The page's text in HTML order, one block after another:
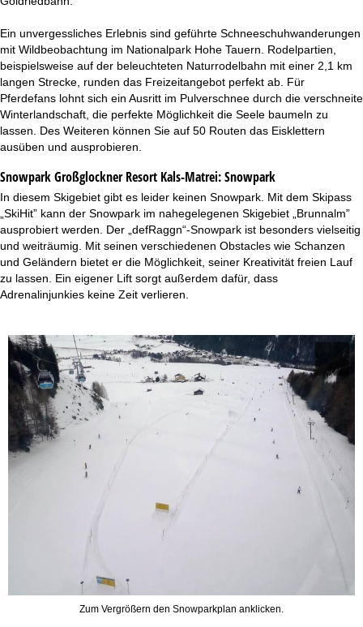
Ein unvergessliches Erlebnis sind geführte Schneeschuhwanderungen
mit Wildbeobachtung im Nationalpark Hohe Tauern. Rodelpartien,
beispielsweise auf der beleuchteten Naturrodelbahn mit einer 2,1 km
langen Strecke, runden das Freizeitangebot perfekt ab. Für
Pferdefans lohnt sich ein Ausritt im Pulverschnee durch die verschneite
Winterlandschaft, die perfekte Möglichkeit die Seele baumeln zu
lassen. Des Weiteren können Sie auf 50 Routen das Eisklettern
ausüben und ausprobieren.
Snowpark Großglockner Resort Kals-Matrei:Snowpark
In diesem Skigebiet gibt es leider keinen Snowpark. Mit dem Skipass
„SkiHit” kann der Snowpark im nahegelegenen Skigebiet „Brunnalm”
ausprobiert werden. Der „defRaggn“-Snowpark ist besonders vielseitig
und weiträumig. Mit seinen verschiedenen Obstacles wie Schanzen
und Geländern bietet er die Möglichkeit, seiner Kreativität freien Lauf
zu lassen. Ein eigener Lift sorgt außerdem dafür, dass
Adrenalinjunkies keine Zeit verlieren.
Zum Vergrößern den Snowparkplan anklicken.